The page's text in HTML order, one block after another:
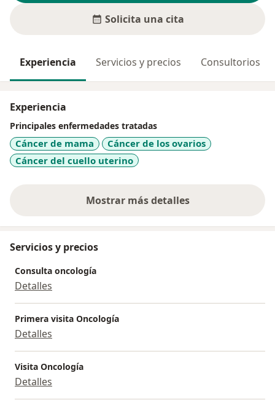
Solicita una cita
Experiencia Servicios y precios Consultorios
Experiencia
Principales enfermedades tratadas
Cáncer de mama
Cáncer de los ovarios
Cáncer del cuello uterino
Mostrar más detalles
sobre la experiencia
Servicios y precios
Consulta oncología
Detalles
Primera visita Oncología
Detalles
Visita Oncología
Detalles